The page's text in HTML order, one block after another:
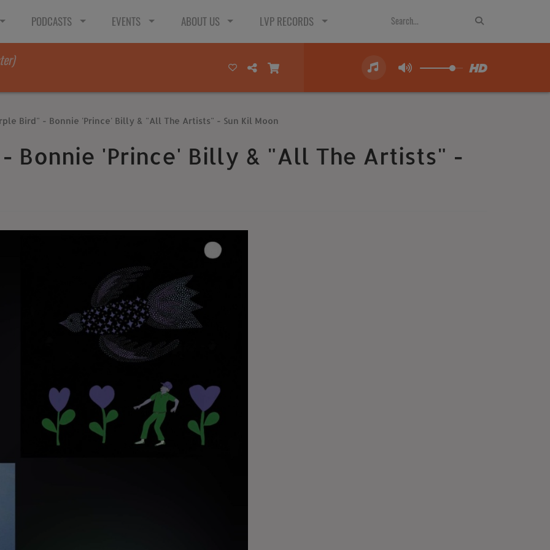
PODCASTS EVENTS ABOUT US LVP RECORDS
Bird" - Bonnie 'Prince' Billy & "All The Artists" - Sun Kil Moon
Bonnie 'Prince' Billy & "All The Artists" -